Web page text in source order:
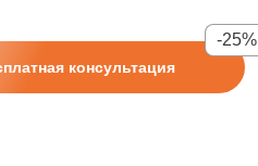
консультация
-25%